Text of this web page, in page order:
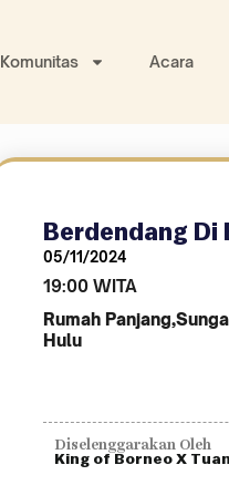
Komunitas Acara
Berdendang Di
05/11/2024
19:00 WITA
Rumah
Hulu
Diselenggarakan Oleh
King of Borneo X